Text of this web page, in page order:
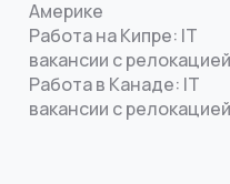
Америке
Работа на Кипре: IT
вакансии с релокацией
Работа в Канаде: IT
вакансии с релокацией